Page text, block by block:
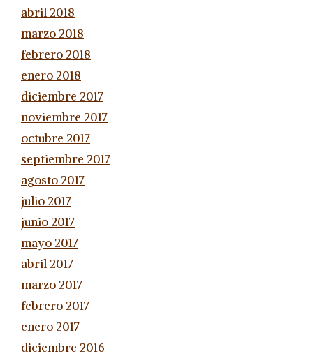
abril 2018
marzo 2018
febrero 2018
enero 2018
diciembre 2017
noviembre 2017
octubre 2017
septiembre 2017
agosto 2017
julio 2017
junio 2017
mayo 2017
abril 2017
marzo 2017
febrero 2017
enero 2017
diciembre 2016